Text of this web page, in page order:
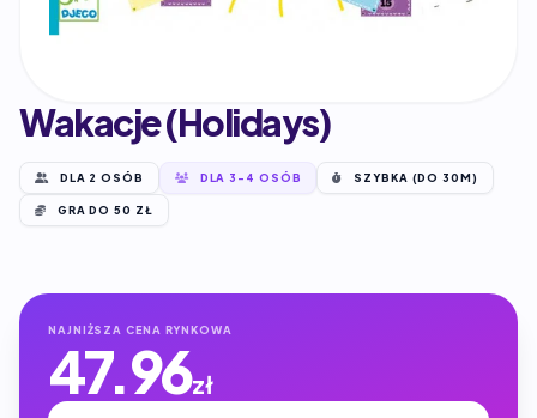
Wakacje (Holidays)
DLA 2 OSÓB DLA 3-4 OSÓB SZYBKA (DO 30M)
GRA DO 50 ZŁ
NAJNIŻSZA CENA RYNKOWA
47.96zł